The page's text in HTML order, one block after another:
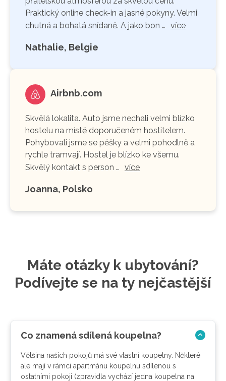
Praktický online check-in a jasné pokyny. Velmi
chutná a bohatá snídaně. A jako bon … více
Nathalie, Belgie
Airbnb.com
Skvělá lokalita. Auto jsme nechali velmi blízko
hostelu na místě doporučeném hostitelem.
Pohybovali jsme se pěšky a velmi pohodlně a
rychle tramvají. Hostel je blízko ke všemu.
Skvělý kontakt s person … více
Joanna, Polsko
Máte otázky k ubytování?
Podívejte se na ty nejčastější
Co znamená sdílená koupelna?
Většina našich pokojů má své vlastní koupelny. Některé
ale mají v rámci apartmánu koupelnu sdílenou s
ostatními pokoji (zpravidla vychází jedna koupelna na